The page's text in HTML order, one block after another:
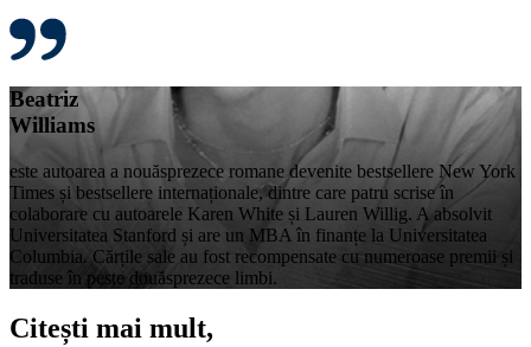
Beatriz
Williams
este autoarea a nouăsprezece romane devenite bestsellere New York
Times și bestsellere internaționale, dintre care patru scrise în
colaborare cu autoarele Karen White și Lauren Willig. A absolvit
Universitatea Stanford și are un MBA în finanțe la Universitatea
Columbia. Cărțile sale au fost recompensate cu numeroase premii și
traduse în peste douăsprezece limbi.
Citești mai mult,